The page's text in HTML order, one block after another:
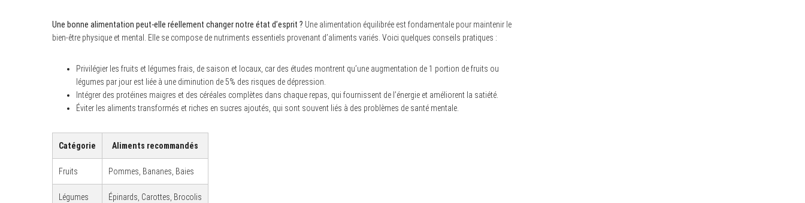
Une bonne alimentation peut-elle réellement changer notre état d’esprit ? Une alimentation équilibrée est fondamentale pour maintenir le
bien-être physique et mental. Elle se compose de nutriments essentiels provenant d’aliments variés. Voici quelques conseils pratiques :
Privilégier les fruits et légumes frais, de saison et locaux, car des études montrent qu’une augmentation de 1 portion de fruits ou
légumes par jour est liée à une diminution de 5% des risques de dépression.
Intégrer des protéines maigres et des céréales complètes dans chaque repas, qui fournissent de l’énergie et améliorent la satiété.
Éviter les aliments transformés et riches en sucres ajoutés, qui sont souvent liés à des problèmes de santé mentale.
Catégorie Aliments recommandés
Fruits Pommes, Bananes, Baies
Légumes Épinards, Carottes, Brocolis
r
h
r
: